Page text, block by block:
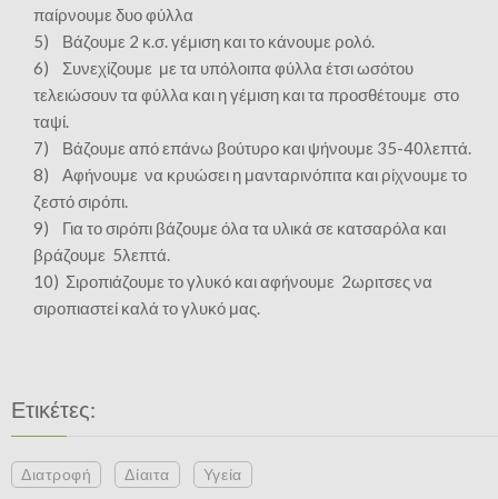
παίρνουμε δυο φύλλα
5) Βάζουμε 2 κ.σ. γέμιση και το κάνουμε ρολό.
6) Συνεχίζουμε με τα υπόλοιπα φύλλα έτσι ωσότου
τελειώσουν τα φύλλα και η γέμιση και τα προσθέτουμε στο
ταψί.
7) Βάζουμε από επάνω βούτυρο και ψήνουμε 35-40λεπτά.
8) Αφήνουμε να κρυώσει η μανταρινόπιτα και ρίχνουμε το
ζεστό σιρόπι.
9) Για το σιρόπι βάζουμε όλα τα υλικά σε κατσαρόλα και
βράζουμε 5λεπτά.
10) Σιροπιάζουμε το γλυκό και αφήνουμε 2ωριτσες να
σιροπιαστεί καλά το γλυκό μας.
Ετικέτες:
Διατροφή Δίαιτα Υγεία